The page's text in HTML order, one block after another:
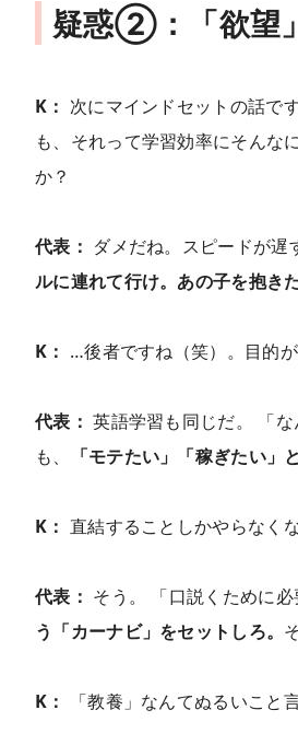
疑惑②：「欲望
K： 次にマインドセットの話で
も、それって学習効率にそんな
か？
代表： ダメだね。スピードが遅
ルに連れて行け。あの子を抱き
K： …後者ですね（笑）。目的が
代表： 英語学習も同じだ。 「
も、
「モテたい」「稼ぎたい」
K： 直結することしかやらなくな
代表： そう。 「口説くために
う「カーナビ」をセットしろ。
K： 「教養」なんてぬるいこと